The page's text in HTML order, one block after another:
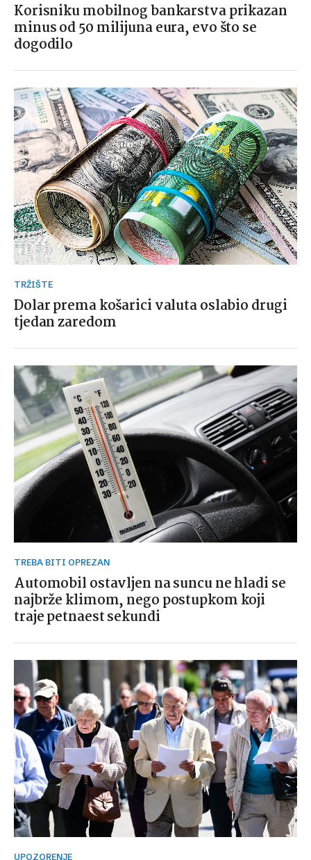
Korisniku mobilnog bankarstva prikazan
minus od 50 milijuna eura, evo što se
dogodilo
TRŽIŠTE
Dolar prema košarici valuta oslabio drugi
tjedan zaredom
TREBA BITI OPREZAN
Automobil ostavljen na suncu ne hladi se
najbrže klimom, nego postupkom koji
traje petnaest sekundi
UPOZORENJE